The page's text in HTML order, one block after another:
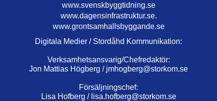
www.svenskbyggtidning.se
www.dagensinfrastruktur.se.
www.grontsamhallsbyggande.se
Digitala Medier / Stordåhd Kommunikation:
Verksamhetsansvarig/Chefredaktör:
Jon Mattias Högberg / jmhogberg@storkom.se
Försäljningschef:
Lisa Hofberg / lisa.hofberg@storkom.se